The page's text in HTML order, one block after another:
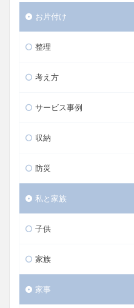
お片付け
整理
考え方
サービス事例
収納
防災
私と家族
子供
家族
家事